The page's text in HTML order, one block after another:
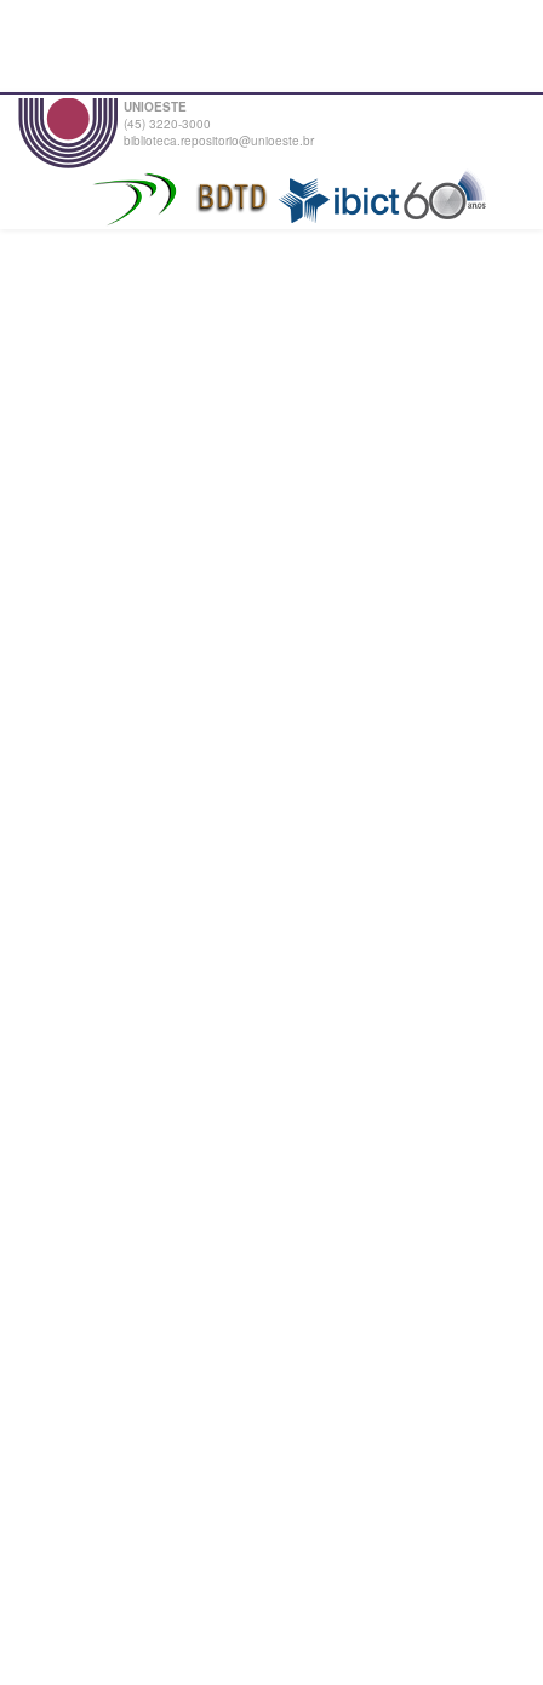
UNIOESTE
(45) 3220-3000
biblioteca.repositorio@unioeste.br